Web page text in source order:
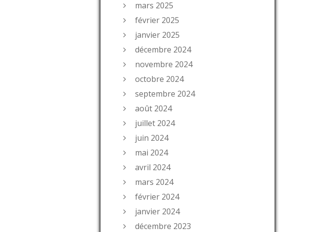
mars 2025
février 2025
janvier 2025
décembre 2024
novembre 2024
octobre 2024
septembre 2024
août 2024
juillet 2024
juin 2024
mai 2024
avril 2024
mars 2024
février 2024
janvier 2024
décembre 2023